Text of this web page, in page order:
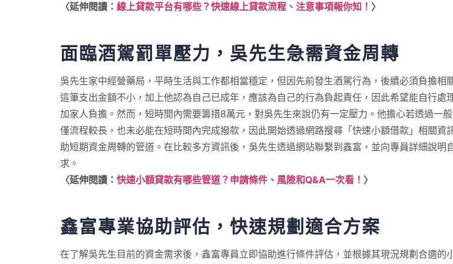
〈延伸閱讀： 線上貸款平台有哪些？快速線上貸款流程、注意事項報你知！ 〉
面臨酒駕罰單壓力，吳先生急需資金周轉
吳先生家中經營藥局，平時生活與工作都相當穩定，但因先前發生酒駕行為，後續必須負擔相
這筆支出金額不小，加上他認為自己已成年，應該為自己的行為負起責任，因此希望能自行處
加家人負擔。然而，短時間內需要籌措8萬元，對吳先生來說仍有一定壓力。他擔心若透過一
僅流程較長，也未必能在短時間內完成撥款，因此開始透過網路搜尋「快速小額借款」相關資
助短期資金周轉的管道。在比較多方資訊後，吳先生透過網站聯繫到鑫富，並向專員詳細說明
求。
〈延伸閱讀： 快速小額貸款有哪些管道？申請條件、風險和Q&A一次看！ 〉
鑫富專業協助評估，快速規劃適合方案
在了解吳先生目前的資金需求後，鑫富專員立即協助進行條件評估，並根據其現況規劃合適的